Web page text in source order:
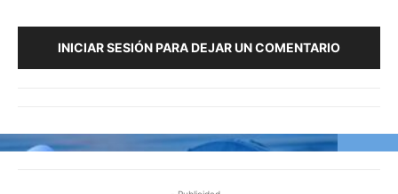
INICIAR SESIÓN PARA DEJAR UN COMENTARIO